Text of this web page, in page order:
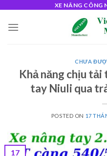
content
XE NÂNG CÔNG
CHƯA
Khả năng chịu
tay Niuli qua
POSTED ON 17
17